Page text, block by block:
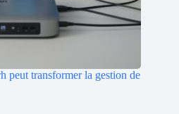
peut transformer la gestion de